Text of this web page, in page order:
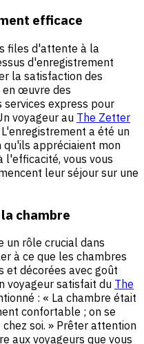
efficace
files d'attente à la
d'enregistrement
la satisfaction des
en œuvre des
express pour
voyageur au The Zetter
a été un
appréciaient mon
l'efficacité, vous vous
leur séjour sur une
chambre
un rôle crucial dans
à ce que les chambres
et décorées avec goût
voyageur satisfait du The
: « La chambre était
confortable ; on se
soi. » Prêter attention
aux voyageurs que vous